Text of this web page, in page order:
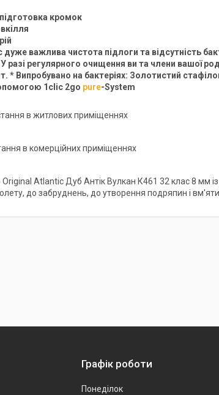
кромок
важлива чистота підлоги та відсутність
разі регулярного очищення ви та члени вашої
* Випробувано на бактеріях: Золотистий
1clic 2go pure-System
в житлових приміщеннях
в комерційних приміщеннях
Original Atlantic Дуб Антік Вулкан К461 32 клас 8 мм
до забруднень, до утворення подряпин і
Графік роботи
Понеділок